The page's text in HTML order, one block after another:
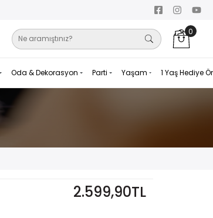
0
Oda & Dekorasyon Parti Yaşam 1 Yaş Hediye
2.599,90TL